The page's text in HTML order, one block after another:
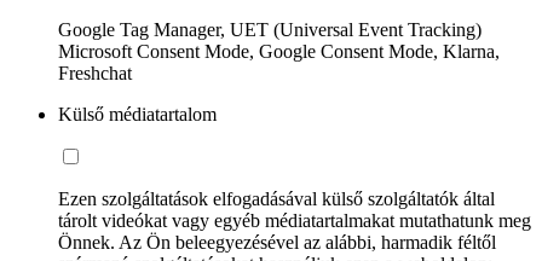
Google Tag Manager, UET (Universal Event Tracking)
Microsoft Consent Mode, Google Consent Mode, Klarna,
Freshchat
Külső médiatartalom
Ezen szolgáltatások elfogadásával külső szolgáltatók által
tárolt videókat vagy egyéb médiatartalmakat mutathatunk meg
Önnek. Az Ön beleegyezésével az alábbi, harmadik féltől